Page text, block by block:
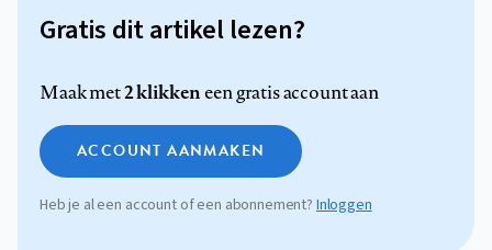
Gratis dit artikel lezen?
Maak met2 klikkeneen gratis account aan
ACCOUNT AANMAKEN
Heb je al een account of een abonnement? Inloggen